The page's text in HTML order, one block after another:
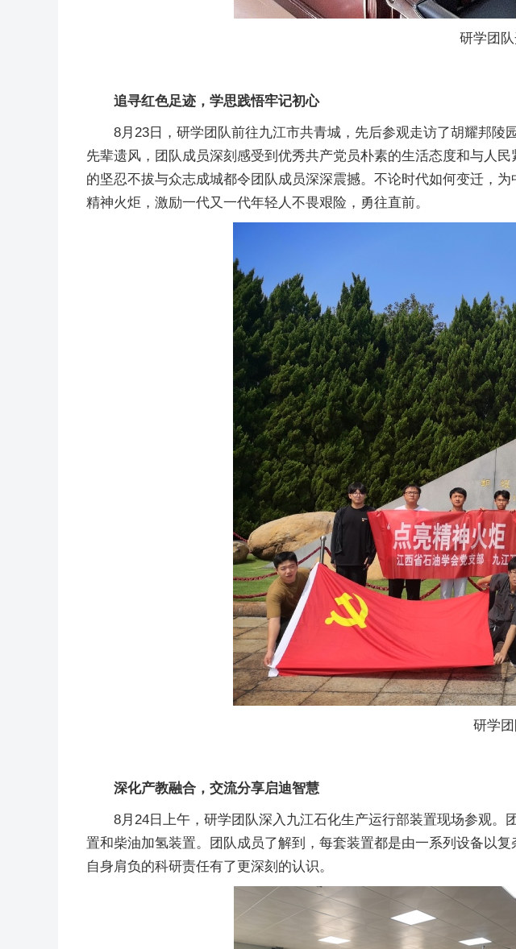
研学团
追寻红色足迹，学思践悟牢记初心
8月23日，研学团队前往九江市共青城，先后参观走访了胡耀邦
先辈遗风，团队成员深刻感受到优秀共产党员朴素的生活态度和与人
的坚忍不拔与众志成城都令团队成员深深震撼。不论时代如何变迁，
精神火炬，激励一代又一代年轻人不畏艰险，勇往直前。
研学
深化产教融合，交流分享启迪智慧
8月24日上午，研学团队深入九江石化生产运行部装置现场参观
置和柴油加氢装置。团队成员了解到，每套装置都是由一系列设备以
自身肩负的科研责任有了更深刻的认识。